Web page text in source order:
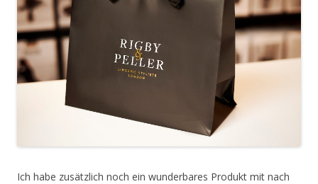
Ich habe zusätzlich noch ein wunderbares Produkt mit nach